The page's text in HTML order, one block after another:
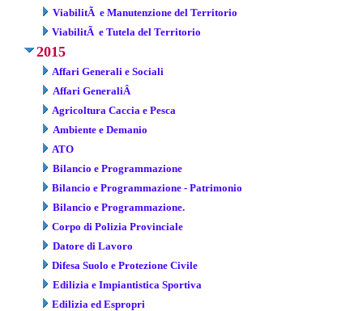
ViabilitÃ e Manutenzione del Territorio
ViabilitÃ e Tutela del Territorio
2015
Affari Generali e Sociali
Affari GeneraliÂ
Agricoltura Caccia e Pesca
Ambiente e Demanio
ATO
Bilancio e Programmazione
Bilancio e Programmazione - Patrimonio
Bilancio e Programmazione.
Corpo di Polizia Provinciale
Datore di Lavoro
Difesa Suolo e Protezione Civile
Edilizia e Impiantistica Sportiva
Edilizia ed Espropri